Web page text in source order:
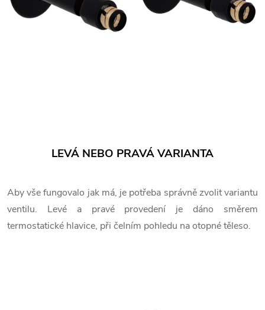
LEVÁ NEBO PRAVÁ VARIANTA
Aby vše fungovalo jak má, je potřeba správně zvolit variantu
ventilu. Levé a pravé provedení je dáno směrem
termostatické hlavice, při čelním pohledu na otopné těleso.